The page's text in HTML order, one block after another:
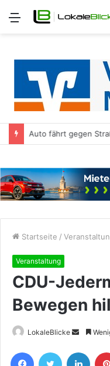
Menü
Auto fährt gegen
Startseite /
Veranstaltung
CDU-
Bewegen
LokaleBlicke
Sende
eine
FacebookTwitter